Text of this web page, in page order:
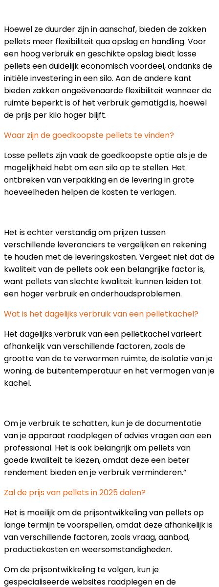
Hoewel ze duurder zijn in aanschaf, bieden de zakken
pellets meer flexibiliteit qua opslag en handling. Voor
een hoog verbruik en geschikte opslag biedt losse
pellets een duidelijk economisch voordeel, ondanks de
initiële investering in een silo. Aan de andere kant
bieden zakken ongeëvenaarde flexibiliteit wanneer de
ruimte beperkt is of het verbruik gematigd is, hoewel
de prijs per kilo hoger blijft.
Waar zijn de goedkoopste pellets te vinden?
Losse pellets zijn vaak de goedkoopste optie als je de
mogelijkheid hebt om een silo op te stellen. Het
ontbreken van verpakking en de levering in grote
hoeveelheden helpen de kosten te verlagen.
Het is echter verstandig om prijzen tussen
verschillende leveranciers te vergelijken en rekening
te houden met de leveringskosten. Vergeet niet dat de
kwaliteit van de pellets ook een belangrijke factor is,
want pellets van slechte kwaliteit kunnen leiden tot
een hoger verbruik en onderhoudsproblemen.
Wat is het dagelijks verbruik van een pelletkachel?
Het dagelijks verbruik van een pelletkachel varieert
afhankelijk van verschillende factoren, zoals de
grootte van de te verwarmen ruimte, de isolatie van je
woning, de buitentemperatuur en het vermogen van je
kachel.
Om je verbruik te schatten, kun je de documentatie
van je apparaat raadplegen of advies vragen aan een
professional. Het is ook belangrijk om pellets van
goede kwaliteit te kiezen, omdat deze een beter
rendement bieden en je verbruik verminderen.”
Zal de prijs van pellets in 2025 dalen?
Het is moeilijk om de prijsontwikkeling van pellets op
lange termijn te voorspellen, omdat deze afhankelijk is
van verschillende factoren, zoals vraag, aanbod,
productiekosten en weersomstandigheden.
Om de prijsontwikkeling te volgen, kun je
gespecialiseerde websites raadplegen en de